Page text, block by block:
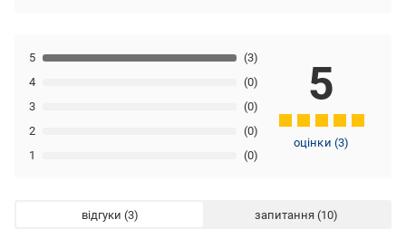
1 (0)
2 (0)
3 (0)
4 (0)
5 (3)
5
оцінки(3)
відгуки запитання